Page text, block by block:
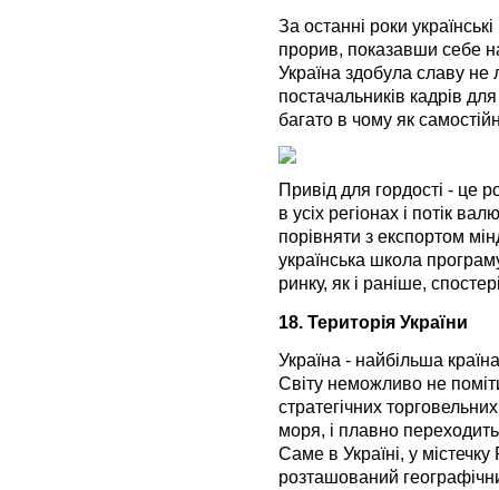
За останні роки
прорив, показавши себе на
Україна здобула славу не
постачальників кадрів
багато в чому як
Привід для гордості - це
в усіх регіонах і потік
порівняти з експортом
українська школа
ринку, як і раніше,
18. Територія України
Україна - найбільша
Світу неможливо не
стратегічних
моря, і плавно переходить
Саме в Україні, у
розташований